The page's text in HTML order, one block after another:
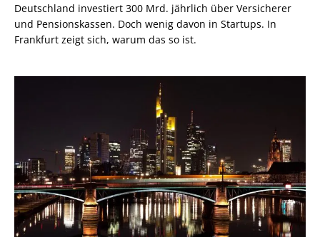
Deutschland investiert 300 Mrd. jährlich über Versicherer
und Pensionskassen. Doch wenig davon in Startups. In
Frankfurt zeigt sich, warum das so ist.